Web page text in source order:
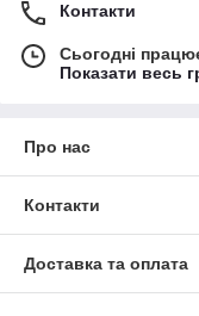
Контакти
Сьогодні
Показати весь
Про нас
Контакти
Доставка та оплата